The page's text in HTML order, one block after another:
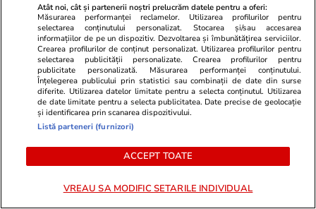
Știri România 14:33
Criză energetică în România.
Guvernul anunță ce măsuri vor
Atât noi, cât și partenerii noștri prelucrăm datele pentru a oferi:
Măsurarea performanței reclamelor. Utilizarea profilurilor pentru
selectarea conținutului personalizat. Stocarea și/sau accesarea
informațiilor de pe un dispozitiv. Dezvoltarea și îmbunătățirea serviciilor.
Crearea profilurilor de conținut personalizat. Utilizarea profilurilor pentru
selectarea publicității personalizate. Crearea profilurilor pentru
publicitate personalizată. Măsurarea performanței conținutului.
Înțelegerea publicului prin statistici sau combinații de date din surse
diferite. Utilizarea datelor limitate pentru a selecta conținutul. Utilizarea
de date limitate pentru a selecta publicitatea. Date precise de geolocație
și identificarea prin scanarea dispozitivului.
Listă parteneri (furnizori)
ACCEPT TOATE
VREAU SA MODIFIC SETARILE INDIVIDUAL